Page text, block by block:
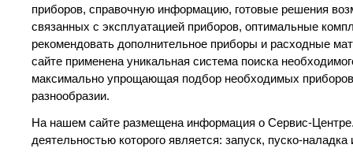
приборов, справочную информацию, готовые решения
связанных с эксплуатацией приборов, оптимальные
рекомендовать дополнительное приборы и расходные
сайте применена уникальная система поиска
максимально упрощающая подбор необходимых
разнообразии.
На нашем сайте размещена информация о Сервис-
деятельностью которого является: запуск, пуско-наладка